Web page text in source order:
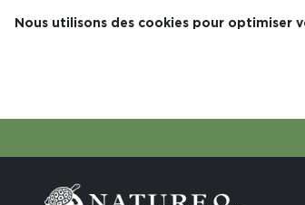
Nous utilisons des cookies pour optimiser